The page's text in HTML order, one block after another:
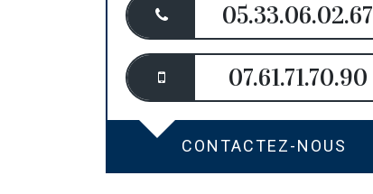
05.33.06.02.67
07.61.71.70.90
CONTACTEZ-NOUS